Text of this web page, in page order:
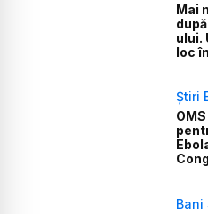
Mai
ului.
loc
Știri
Bani